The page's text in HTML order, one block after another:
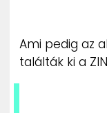
Ami pedig az
találták ki a